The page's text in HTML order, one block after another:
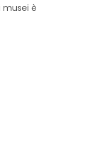
musei è